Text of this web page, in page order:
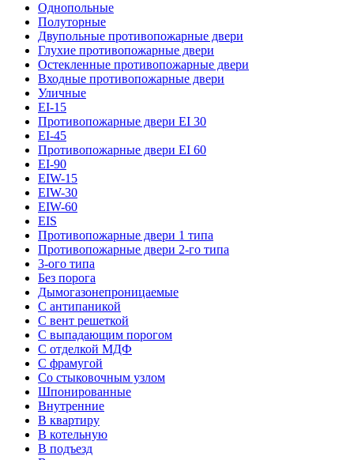
Однопольные
Полуторные
Двупольные противопожарные двери
Глухие противопожарные двери
Остекленные противопожарные двери
Входные противопожарные двери
Уличные
EI-15
Противопожарные двери EI 30
EI-45
Противопожарные двери EI 60
EI-90
EIW-15
EIW-30
EIW-60
EIS
Противопожарные двери 1 типа
Противопожарные двери 2-го типа
3-ого типа
Без порога
Дымогазонепроницаемые
С антипаникой
С вент решеткой
С выпадающим порогом
С отделкой МДФ
С фрамугой
Со стыковочным узлом
Шпонированные
Внутренние
В квартиру
В котельную
В подъезд